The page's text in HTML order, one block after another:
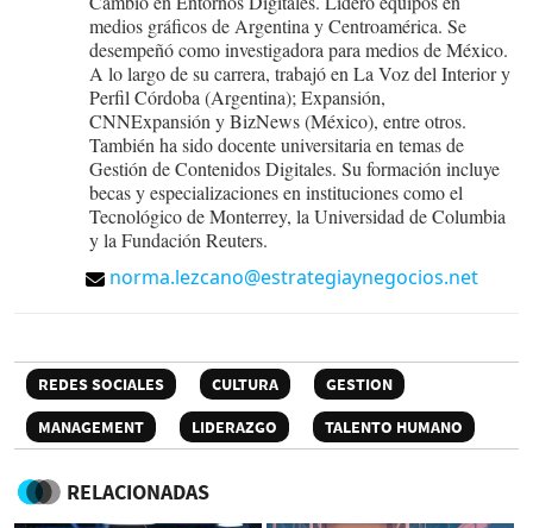
medios gráficos de Argentina y Centroamérica. Se
desempeñó como investigadora para medios de México.
A lo largo de su carrera, trabajó en La Voz del Interior y
Perfil Córdoba (Argentina); Expansión,
CNNExpansión y BizNews (México), entre otros.
También ha sido docente universitaria en temas de
Gestión de Contenidos Digitales. Su formación incluye
becas y especializaciones en instituciones como el
Tecnológico de Monterrey, la Universidad de Columbia
y la Fundación Reuters.
norma.lezcano@estrategiaynegocios.net
REDES SOCIALES CULTURA
GESTION
MANAGEMENT
LIDERAZGO TALENTO HUMANO
RELACIONADAS